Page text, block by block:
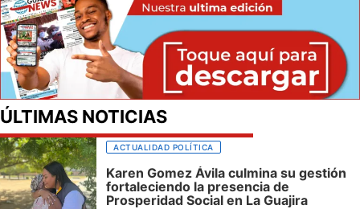
ÚLTIMAS NOTICIAS
ACTUALIDAD POLÍTICA
Karen Gomez Ávila culmina su gestión
fortaleciendo la presencia de
Prosperidad Social en La Guajira